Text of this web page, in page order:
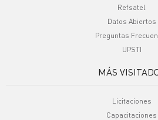
Refsatel
Datos Abiertos
Preguntas
UPSTI
MÁS
Licitaciones
Capacitaciones